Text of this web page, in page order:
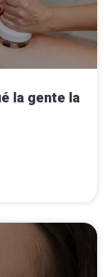
la gente la